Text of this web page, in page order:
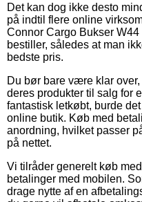
Det kan dog ikke desto
på indtil flere online
Connor Cargo Bukser
bestiller, således at man
bedste pris.
Du bør bare være klar
deres produkter til salg for
fantastisk letkøbt, burde
online butik. Køb med
anordning, hvilket passer
på nettet.
Vi tilråder generelt køb
betalinger med mobilen.
drage nytte af en